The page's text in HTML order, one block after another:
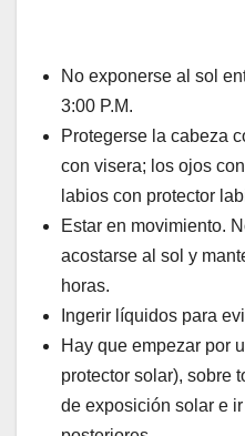
No exponerse al sol
3:00 P.M.
Protegerse la cabeza
con visera; los ojos
labios con protector
Estar en movimiento.
acostarse al sol y
horas.
Ingerir líquidos para
Hay que empezar por
protector solar), sobre
de exposición solar e